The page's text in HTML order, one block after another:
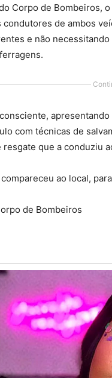
Corpo de Bombeiros,
condutores de ambos
e não
com técnicas de
resgate que a conduziu
ao local,
de Bombeiros